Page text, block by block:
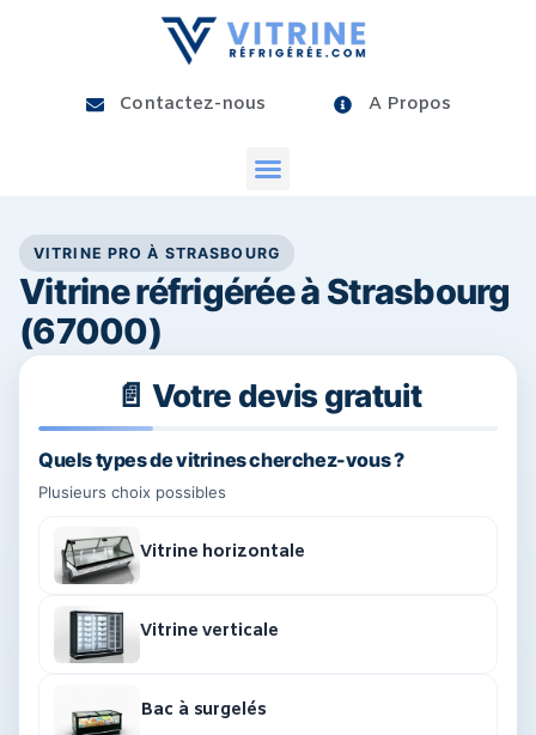
Contactez-nous A Propos
VITRINE PRO À STRASBOURG
Vitrine réfrigérée à Strasbourg
(67000)
📄 Votre devis gratuit
Quels types de vitrines cherchez-vous ?
Plusieurs choix possibles
Vitrine horizontale
Vitrine verticale
Bac à surgelés